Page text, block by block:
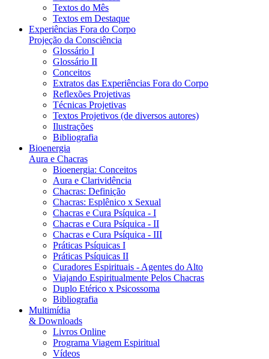
Textos do Mês
Textos em Destaque
Experiências Fora do Corpo
Projeção da Consciência
Glossário I
Glossário II
Conceitos
Extratos das Experiências Fora do Corpo
Reflexões Projetivas
Técnicas Projetivas
Textos Projetivos (de diversos autores)
Ilustrações
Bibliografia
Bioenergia
Aura e Chacras
Bioenergia: Conceitos
Aura e Clarividência
Chacras: Definição
Chacras: Esplênico x Sexual
Chacras e Cura Psíquica - I
Chacras e Cura Psíquica - II
Chacras e Cura Psíquica - III
Práticas Psíquicas I
Práticas Psíquicas II
Curadores Espirituais - Agentes do Alto
Viajando Espiritualmente Pelos Chacras
Duplo Etérico x Psicossoma
Bibliografia
Multimídia
& Downloads
Livros Online
Programa Viagem Espiritual
Vídeos